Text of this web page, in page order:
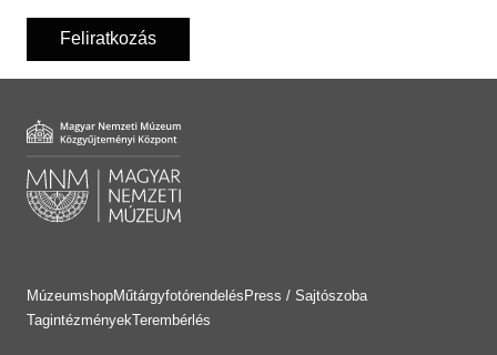
Feliratkozás
MúzeumshopMűtárgyfotórendelésPress / Sajtószoba
TagintézményekTerembérlés